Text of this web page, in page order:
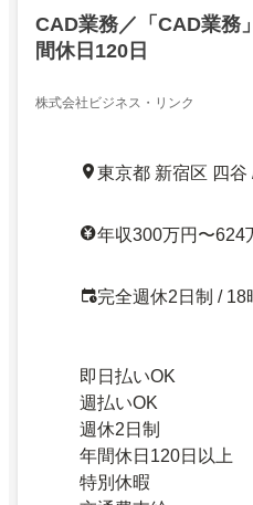
CAD業務／「CAD業務
間休日120日
株式会社ビジネス・リンク
東京都 新宿区 四谷
年収300万円〜624
完全週休2日制 /
即日払いOK
週払いOK
週休2日制
年間休日120日以上
特別休暇